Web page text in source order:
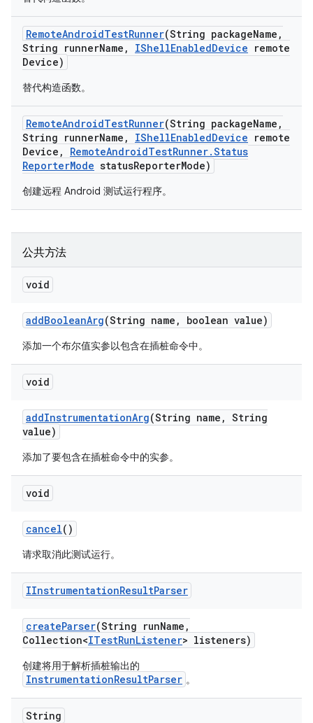
RemoteAndroidTestRunner(String packageName ,
String runnerName , IShellEnabledDevice remote
Device)
替代构造函数。
RemoteAndroidTestRunner(String packageName ,
String runnerName , IShellEnabledDevice remote
Device , RemoteAndroidTestRunner.Status
ReporterMode statusReporterMode)
创建远程 Android 测试运行程序。
公共方法
void
addBooleanArg(String name , boolean value)
添加一个布尔值实参以包含在插桩命令中。
void
addInstrumentationArg(String name , String
value)
添加了要包含在插桩命令中的实参。
void
cancel()
请求取消此测试运行。
IInstrumentationResultParser
createParser(String runName ,
Collection<ITestRunListener> listeners)
创建将用于解析插桩输出的
InstrumentationResultParser 。
String